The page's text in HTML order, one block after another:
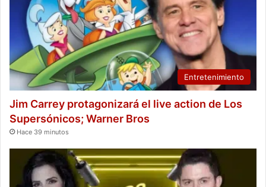
Entretenimiento
Jim Carrey protagonizará el live action de Los
Supersónicos; Warner Bros
Hace 39 minutos